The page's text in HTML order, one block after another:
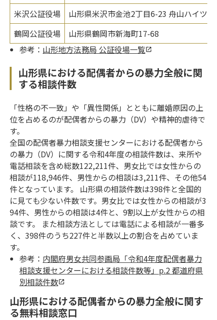
米沢公証役場
山形県米沢市金池2丁目6-23 舟山ハイツ1
鶴岡公証役場
山形県鶴岡市新海町17-68
参考： 山形地方法務局 公証役場一覧
山形県における配偶者からの暴力全般に関
する相談件数
「性格の不一致」や「異性関係」とともに離婚原因の上
位を占めるのが配偶者からの暴力（DV）や精神的虐待で
す。
全国の配偶者暴力相談支援センターにおける配偶者から
の暴力（DV）に関する令和4年度の相談件数は、来所や
電話相談を含め総数122,211件、男女比では女性からの
相談が118,946件、男性からの相談は3,211件、その他54
件となっています。 山形県の相談件数は398件と全国的
に見ても少ない件数です。男女比では女性からの相談が3
94件、男性からの相談は4件と、9割以上が女性からの相
談です。 また相談方法としては電話による相談が一番多
く、398件のうち227件と半数以上の割合を占めていま
す。
参考： 内閣府男女共同参画局「令和4年度配偶者暴力
相談支援センターにおける相談件数等」p.2 都道府県
別相談件数
山形県における配偶者からの暴力全般に関す
る無料相談窓口